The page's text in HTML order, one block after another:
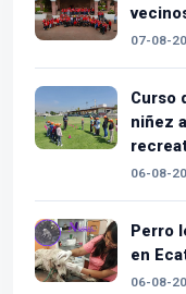
07-08-
Curso
niñez
06-08-
Perro
en
06-08-